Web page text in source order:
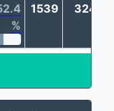
%
1539 3244